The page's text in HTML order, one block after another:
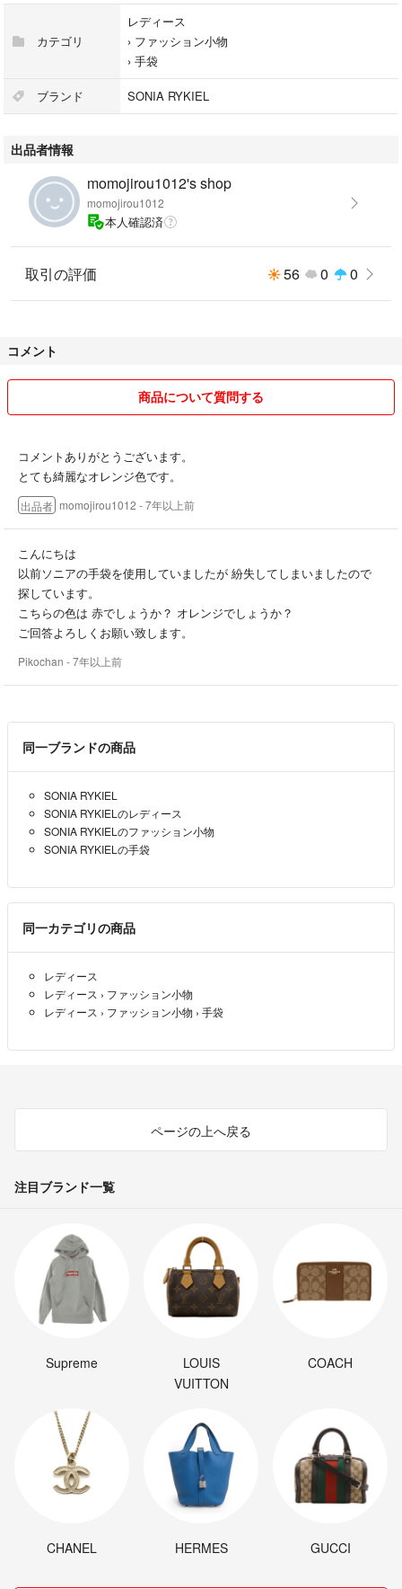
カテゴリ
レディース
› ファッション小物
› 手袋
ブランド SONIA RYKIEL
出品者情報
momojirou1012's shop
momojirou1012
本人確認済
取引の評価 56 0 0
コメント
商品について質問する
コメントありがとうございます。
とても綺麗なオレンジ色です。
出品者 momojirou1012 - 7年以上前
こんにちは
以前ソニアの手袋を使用していましたが 紛失してしまいましたので
探しています。
こちらの色は 赤でしょうか？ オレンジでしょうか？
ご回答よろしくお願い致します。
Pikochan - 7年以上前
同一ブランドの商品
SONIA RYKIEL
SONIA RYKIELのレディース
SONIA RYKIELのファッション小物
SONIA RYKIELの手袋
同一カテゴリの商品
レディース
レディース › ファッション小物
レディース › ファッション小物 › 手袋
ページの上へ戻る
注目ブランド一覧
Supreme
LOUIS
VUITTON
COACH
CHANEL HERMES GUCCI